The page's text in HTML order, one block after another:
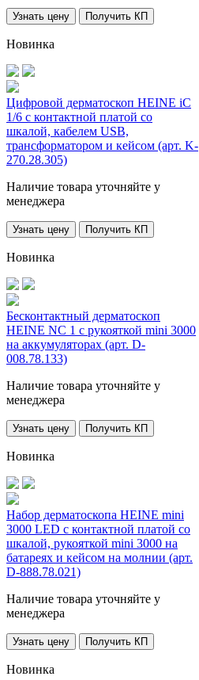
Узнать цену Получить КП
Новинка
Цифровой дерматоскоп HEINE iC
1/6 с контактной платой со
шкалой, кабелем USB,
трансформатором и кейсом (арт. K-
270.28.305)
Наличие товара уточняйте у
менеджера
Узнать цену Получить КП
Новинка
Бесконтактный дерматоскоп
HEINE NC 1 с рукояткой mini 3000
на аккумуляторах (арт. D-
008.78.133)
Наличие товара уточняйте у
менеджера
Узнать цену Получить КП
Новинка
Набор дерматоскопа HEINE mini
3000 LED с контактной платой со
шкалой, рукояткой mini 3000 на
батареях и кейсом на молнии (арт.
D-888.78.021)
Наличие товара уточняйте у
менеджера
Узнать цену Получить КП
Новинка